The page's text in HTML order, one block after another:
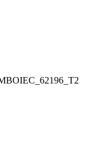
IEC_62196_T2